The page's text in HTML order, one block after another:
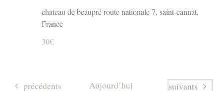
chateau de beaupréroute nationale 7, saint-cannat,
France
30€
Évènements
précédents Aujourd’hui Évènements
suivants